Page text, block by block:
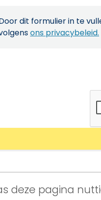
dit formulier in te
ons privacybeleid.
deze pagina